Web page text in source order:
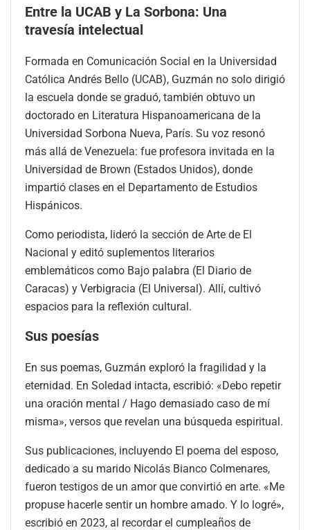
Entre la UCAB y La Sorbona: Una
travesía intelectual
Formada en Comunicación Social en la Universidad
Católica Andrés Bello (UCAB), Guzmán no solo dirigió
la escuela donde se graduó, también obtuvo un
doctorado en Literatura Hispanoamericana de la
Universidad Sorbona Nueva, París. Su voz resonó
más allá de Venezuela: fue profesora invitada en la
Universidad de Brown (Estados Unidos), donde
impartió clases en el Departamento de Estudios
Hispánicos.
Como periodista, lideró la sección de Arte de El
Nacional y editó suplementos literarios
emblemáticos como Bajo palabra (El Diario de
Caracas) y Verbigracia (El Universal). Allí, cultivó
espacios para la reflexión cultural.
Sus poesías
En sus poemas, Guzmán exploró la fragilidad y la
eternidad. En Soledad intacta, escribió: «Debo repetir
una oración mental / Hago demasiado caso de mí
misma», versos que revelan una búsqueda espiritual.
Sus publicaciones, incluyendo El poema del esposo,
dedicado a su marido Nicolás Bianco Colmenares,
fueron testigos de un amor que convirtió en arte. «Me
propuse hacerle sentir un hombre amado. Y lo logré»,
escribió en 2023, al recordar el cumpleaños de